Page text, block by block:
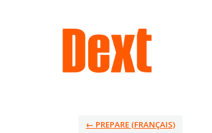
← PREPARE (FRANÇAIS)